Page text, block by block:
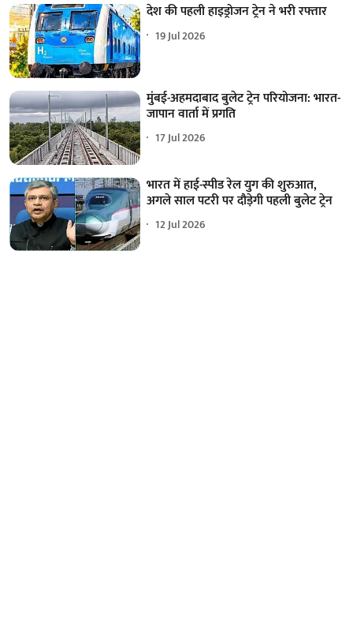
देश की पहली हाइड्रोजन ट्रेन ने भरी रफ्तार
19 Jul 2026
मुंबई-अहमदाबाद बुलेट ट्रेन परियोजना: भारत-
जापान वार्ता में प्रगति
17 Jul 2026
भारत में हाई-स्पीड रेल युग की शुरुआत,
अगले साल पटरी पर दौड़ेगी पहली बुलेट ट्रेन
12 Jul 2026